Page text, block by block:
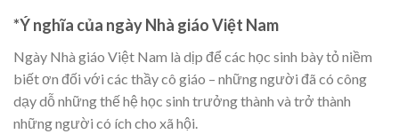
*Ý nghĩa của ngày Nhà giáo Việt Nam
Ngày Nhà giáo Việt Nam là dịp để các học sinh bày tỏ niềm
biết ơn đối với các thầy cô giáo – những người đã có công
dạy dỗ những thế hệ học sinh trưởng thành và trở thành
những người có ích cho xã hội.